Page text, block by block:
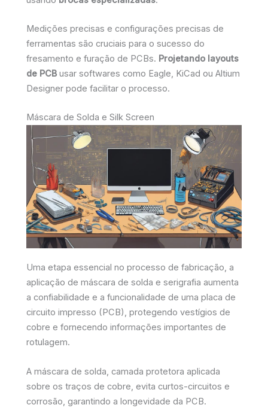
Medições precisas e configurações precisas de
ferramentas são cruciais para o sucesso do
fresamento e furação de PCBs. Projetando layouts
de PCB usar softwares como Eagle, KiCad ou Altium
Designer pode facilitar o processo.
Máscara de Solda e Silk Screen
Uma etapa essencial no processo de fabricação, a
aplicação de máscara de solda e serigrafia aumenta
a confiabilidade e a funcionalidade de uma placa de
circuito impresso (PCB), protegendo vestígios de
cobre e fornecendo informações importantes de
rotulagem.
A máscara de solda, camada protetora aplicada
sobre os traços de cobre, evita curtos-circuitos e
corrosão, garantindo a longevidade da PCB.